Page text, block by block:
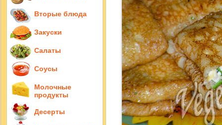
Вторые блюда
Закуски
Салаты
Соусы
Молочные
продукты
Десерты